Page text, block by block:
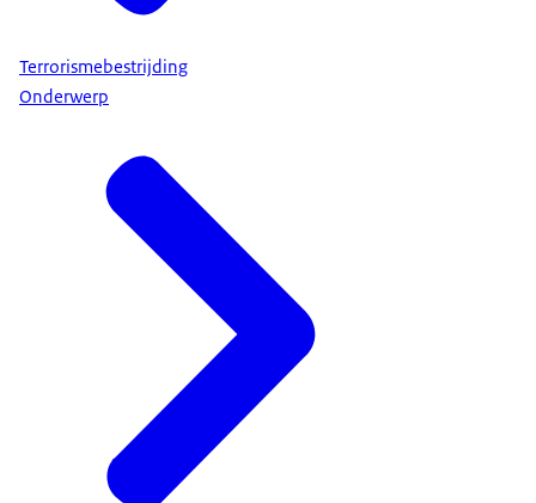
Terrorismebestrijding
Onderwerp